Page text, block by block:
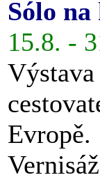
Sólo
15.8. -
Evropě.